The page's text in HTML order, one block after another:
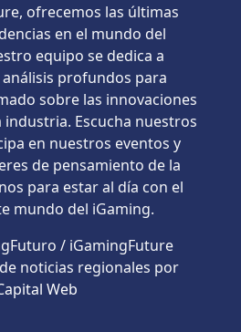
ofrecemos las últimas
en el mundo del
equipo se dedica a
profundos para
sobre las innovaciones
Escucha nuestros
en nuestros eventos y
de pensamiento de la
para estar al día con el
mundo del iGaming.
/ iGamingFuture
noticias regionales por
Web